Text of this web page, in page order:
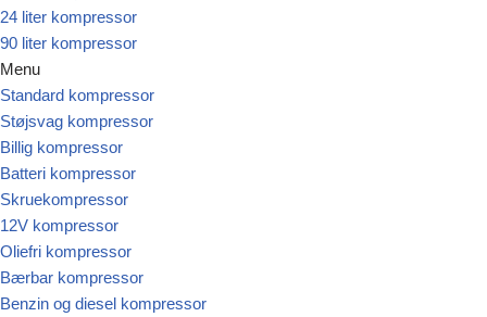
24 liter kompressor
90 liter kompressor
Menu
Standard kompressor
Støjsvag kompressor
Billig kompressor
Batteri kompressor
Skruekompressor
12V kompressor
Oliefri kompressor
Bærbar kompressor
Benzin og diesel kompressor